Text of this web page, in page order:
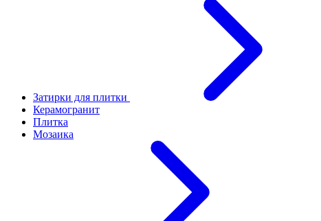
Затирки для плитки
Керамогранит
Плитка
Мозаика